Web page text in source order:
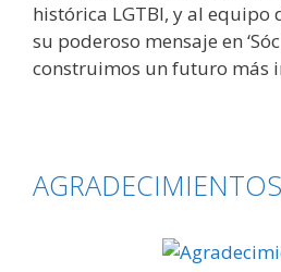
histórica LGTBI, y al equipo
su poderoso mensaje en
construimos un futuro más